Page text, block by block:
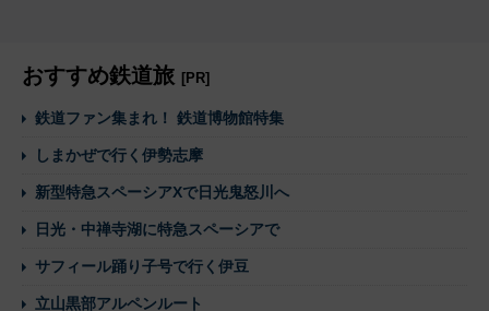
おすすめ鉄道旅 [PR]
鉄道ファン集まれ！ 鉄道博物館特集
しまかぜで行く伊勢志摩
新型特急スペーシアXで日光鬼怒川へ
日光・中禅寺湖に特急スペーシアで
サフィール踊り子号で行く伊豆
立山黒部アルペンルート